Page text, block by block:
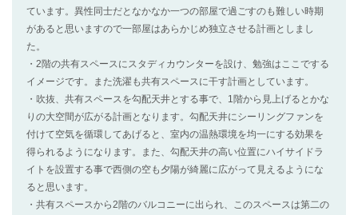
ています。異性同士だとなかなか一つの部屋で過ごすのも難しい時期
があると思いますので一部屋はあらかじめ独立させる計画としまし
た。
・2階の共有スペースにスタディカウンターを設け、勉強はここでする
イメージです。また洗濯も共有スペースに干す計画としています。
・吹抜、共有スペースを勾配天井とする事で、1階から見上げるとかな
りの大空間が広がる計画となります。勾配天井にシーリングファンを
付けて空気を循環してあげると、室内の温熱環境を均一にする効果を
得られるようになります。また、勾配天井の高い位置にハイサイドラ
イトを設置する事で西側の空も夕陽が綺麗に広がって見えるようにな
ると思います。
・共有スペースから2階のバルコニーに出られ、このスペースは第二の